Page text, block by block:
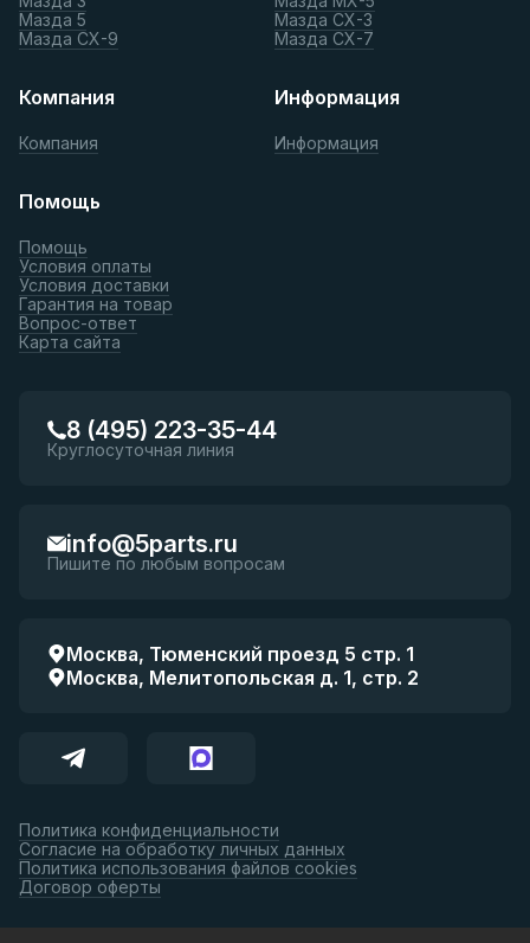
Мазда 5
Мазда СХ-9
Мазда СХ-3
Мазда СХ-7
Компания
Компания
Информация
Информация
Помощь
Помощь
Условия оплаты
Условия доставки
Гарантия на товар
Вопрос-ответ
Карта сайта
8 (495) 223-35-44
Круглосуточная линия
info@5parts.ru
Пишите по любым вопросам
Москва, Тюменский проезд 5 стр. 1
Москва, Мелитопольская д. 1, стр. 2
Политика конфиденциальности
Согласие на обработку личных данных
Политика использования файлов cookies
Договор оферты